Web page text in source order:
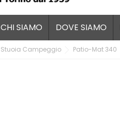
CHI SIAMO DOVE SIAMO
Stuoia Campeggio Patio-Mat 340